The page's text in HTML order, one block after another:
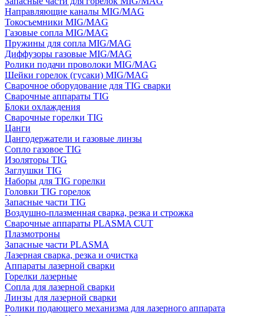
Направляющие каналы MIG/MAG
Токосъемники MIG/MAG
Газовые сопла MIG/MAG
Пружины для сопла MIG/MAG
Диффузоры газовые MIG/MAG
Ролики подачи проволоки MIG/MAG
Шейки горелок (гусаки) MIG/MAG
Сварочное оборудование для TIG сварки
Сварочные аппараты TIG
Блоки охлаждения
Сварочные горелки TIG
Цанги
Цангодержатели и газовые линзы
Сопло газовое TIG
Изоляторы TIG
Заглушки TIG
Наборы для TIG горелки
Головки TIG горелок
Запасные части TIG
Воздушно-плазменная сварка, резка и строжка
Сварочные аппараты PLASMA CUT
Плазмотроны
Запасные части PLASMA
Лазерная сварка, резка и очистка
Аппараты лазерной сварки
Горелки лазерные
Сопла для лазерной сварки
Линзы для лазерной сварки
Ролики подающего механизма для лазерного аппарата